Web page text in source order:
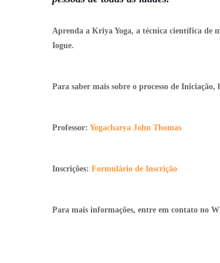
Aprenda a Kriya Yoga, a técnica científica de
Iogue.
Para saber mais sobre o processo de Iniciação,
Professor: Yogacharya John Thomas
Inscrições: Formulário de Inscrição
Para mais informações, entre em contato no